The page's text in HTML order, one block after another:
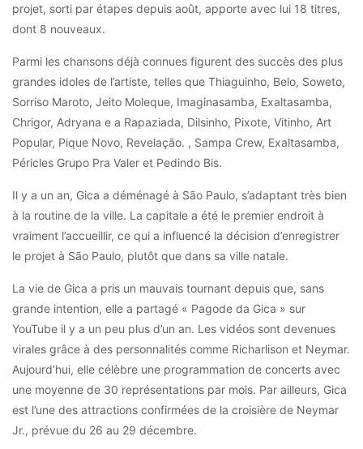
projet, sorti par étapes depuis août, apporte avec lui 18 titres,
dont 8 nouveaux.
Parmi les chansons déjà connues figurent des succès des plus
grandes idoles de l’artiste, telles que Thiaguinho, Belo, Soweto,
Sorriso Maroto, Jeito Moleque, Imaginasamba, Exaltasamba,
Chrigor, Adryana e a Rapaziada, Dilsinho, Pixote, Vitinho, Art
Popular, Pique Novo, Revelação. , Sampa Crew, Exaltasamba,
Péricles Grupo Pra Valer et Pedindo Bis.
Il y a un an, Gica a déménagé à São Paulo, s’adaptant très bien
à la routine de la ville. La capitale a été le premier endroit à
vraiment l’accueillir, ce qui a influencé la décision d’enregistrer
le projet à São Paulo, plutôt que dans sa ville natale.
La vie de Gica a pris un mauvais tournant depuis que, sans
grande intention, elle a partagé « Pagode da Gica » sur
YouTube il y a un peu plus d’un an. Les vidéos sont devenues
virales grâce à des personnalités comme Richarlison et Neymar.
Aujourd’hui, elle célèbre une programmation de concerts avec
une moyenne de 30 représentations par mois. Par ailleurs, Gica
est l’une des attractions confirmées de la croisière de Neymar
Jr., prévue du 26 au 29 décembre.